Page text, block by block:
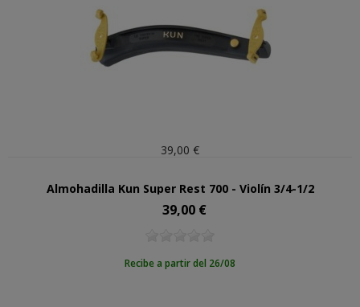
39,00 €
Almohadilla Kun Super Rest 700 - Violín 3/4-1/2
Precio
39,00 €
Recibe a partir del 26/08